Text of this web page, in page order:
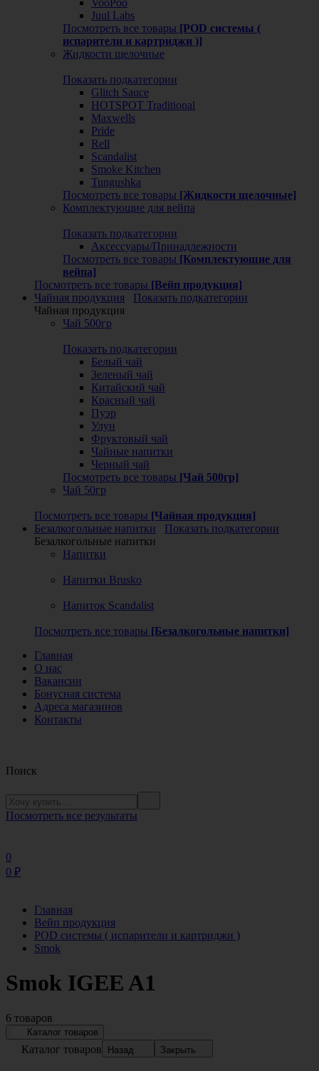
VooPoo
Juul Labs
Посмотреть все товары [POD системы (
испарители и картриджи )]
Жидкости щелочные
Показать подкатегории
Glitch Sauce
HOTSPOT Traditional
Maxwells
Pride
Rell
Scandalist
Smoke Kitchen
Tungushka
Посмотреть все товары [Жидкости щелочные]
Комплектующие для вейпа
Показать подкатегории
Аксессуары/Принадлежности
Посмотреть все товары [Комплектующие для
вейпа]
Посмотреть все товары [Вейп продукция]
Чайная продукция
Показать подкатегории
Чайная продукция
Чай 500гр
Показать подкатегории
Белый чай
Зеленый чай
Китайский чай
Красный чай
Пуэр
Улун
Фруктовый чай
Чайные напитки
Черный чай
Посмотреть все товары [Чай 500гр]
Чай 50гр
Посмотреть все товары [Чайная продукция]
Безалкогольные напитки
Показать подкатегории
Безалкогольные напитки
Напитки
Напитки Brusko
Напиток Scandalist
Посмотреть все товары [Безалкогольные напитки]
Главная
О нас
Вакансии
Бонусная система
Адреса магазинов
Контакты
Поиск
Посмотреть все результаты
0
0 ₽
Главная
Вейп продукция
POD системы ( испарители и картриджи )
Smok
Smok IGEE A1
6 товаров
Каталог товаров
Каталог товаров Назад Закрыть